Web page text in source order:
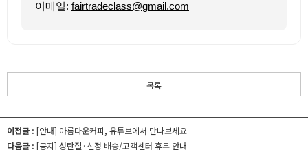
이메일: fairtradeclass@gmail.com
목록
이전글 : [안내] 아름다운커피, 유튜브에서 만나보세요
다음글 : [공지] 성탄절·신정 배송/고객센터 휴무 안내